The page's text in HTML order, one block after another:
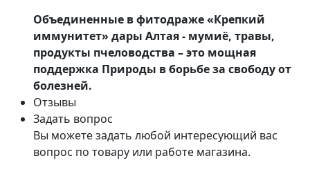
Объединенные в фитодраже «Крепкий
иммунитет» дары Алтая - мумиё, травы,
продукты пчеловодства – это мощная
поддержка Природы в борьбе за свободу от
болезней.
Отзывы
Задать вопрос
Вы можете задать любой интересующий вас
вопрос по товару или работе магазина.